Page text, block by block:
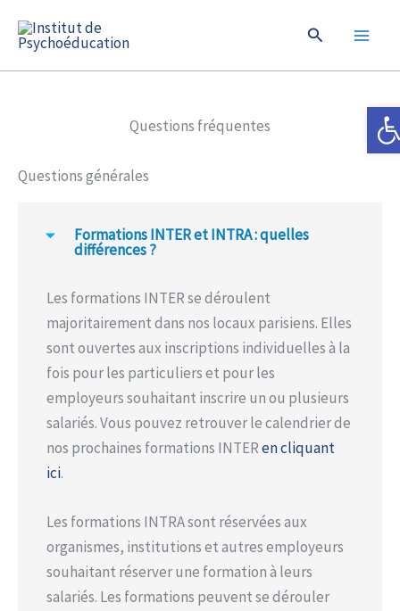
Rechercher
Questions fréquentes
Questions générales
Formations INTER et INTRA : quelles
différences ?
Les formations INTER se déroulent
majoritairement dans nos locaux parisiens. Elles
sont ouvertes aux inscriptions individuelles à la
fois pour les particuliers et pour les
employeurs souhaitant inscrire un ou plusieurs
salariés. Vous pouvez retrouver le calendrier de
nos prochaines formations INTERen cliquant
ici.
Les formations INTRA sont réservées aux
organismes, institutions et autres employeurs
souhaitant réserver une formation à leurs
salariés. Les formations peuvent se dérouler